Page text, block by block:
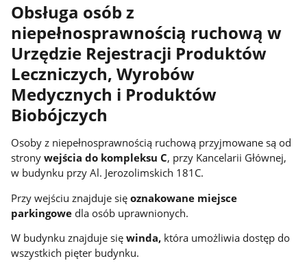
Obsługa osób z
niepełnosprawnością ruchową w
Urzędzie Rejestracji Produktów
Leczniczych, Wyrobów
Medycznych i Produktów
Biobójczych
Osoby z niepełnosprawnością ruchową przyjmowane są od
stronywejścia do kompleksu C, przy Kancelarii Głównej,
w budynku przy Al. Jerozolimskich 181C.
Przy wejściu znajduje sięoznakowane miejsce
parkingowe dla osób uprawnionych.
W budynku znajduje sięwinda, która umożliwia dostęp do
wszystkich pięter budynku.